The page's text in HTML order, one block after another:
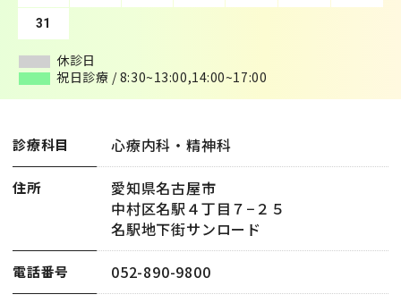
31
休診日
祝日診療 / 8:30~13:00,14:00~17:00
休診日
祝日診療 / 8:30~13:00,14:00~17:00
診療科目 心療内科・精神科
住所
愛知県名古屋市
中村区名駅４丁目７−２５
名駅地下街サンロード
電話番号 052-890-9800